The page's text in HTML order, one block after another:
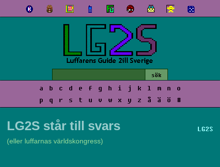
a b c d e f g h i j k l m n
o
p
q r s t u v w x y z å ä ö #
LG2S
LG2S står till svars
(eller luffarnas världskongress)